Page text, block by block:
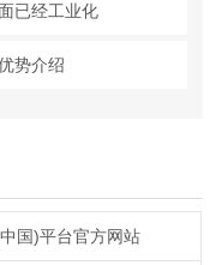
已经工业化
势介绍
国)平台官方网站